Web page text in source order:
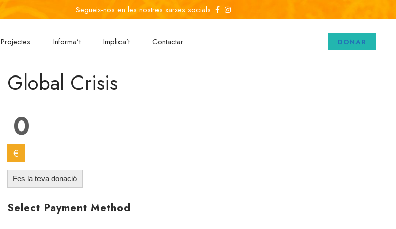
Segueix-nos en les nostres xarxes socials
Projectes Informa’t Implica’t Contactar DONAR
Global Crisis
0
€
Fes la teva donació
Select Payment Method